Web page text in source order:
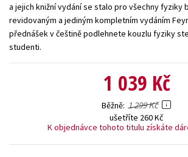
a jejich knižní vydání se stalo pro všechny fyziky
revidovaným a jediným kompletním vydáním
přednášek v češtině podlehnete kouzlu fyziky
studenti.
1 039 Kč
Běžně 1 299 Kč
ušetříte 260 Kč
K objednávce tohoto titulu získáte